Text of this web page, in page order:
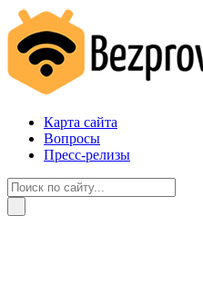
Карта сайта
Вопросы
Пресс-релизы